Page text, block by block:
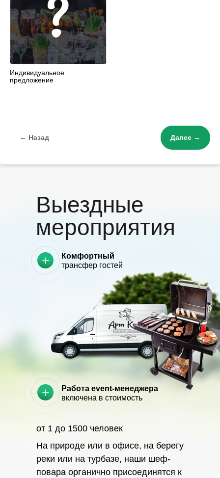
Индивидуальное
предложение
← Назад Далее →
Выездные
мероприятия
от 1 до 1500 человек
На природе или в офисе, на берегу
реки или на турбазе, наши шеф-
повара органично присоединятся к
Работа event-менеджера
включена в стоимость
Комфортный
трансфер гостей